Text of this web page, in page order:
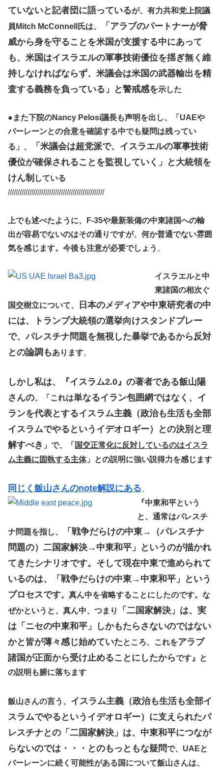
ていないと記者団に語っているが、有力共和党上院議
員Mitch McConnell氏は、
「アラブのパートナーが脅
威から身を守ることを米国が支援する中にあって
も、米国はイスラエルの軍事技術優位を揺ぎ無く維
持しなければならず、米議会は米国の武器輸出を精
査する義務を負っている」と警戒感を示した
● また下院のNancy Pelosi議長も声明を出し、「UAEや
バーレーンとの合意を確認する中でも疑問は残ってい
る」、
「米議会は超党派で、イスラエルの軍事技術
優位が確保されることを監視していく」と大統領を
けん制 している
/////////////////////////////////////////////////
上でも述べたように、F-35や最新装備の中東諸国への輸
出が容易でないのはその通りですが、何か普通でない雰囲
気を感じます。今後も注意が必要でしょう 。
イスラエルと中
東諸国の相次ぐ
国交樹立について、
日本のメディアや中東研究者の中
には、トランプ大統領の選挙向けスタンドプレー
で、パレスチナ問題を無視した暴挙であるから反対
との論調もあります。
しかし私は、『イスラム2.0』の著者である飯山陽
さんの、「これは単なるイラン包囲網ではなく、イ
ランを代表とするイスラム主義（政治も生活も全部
イスラムでやるというイデオロギー）との決別と理
解すべき 」で、「 国交正常化に反対しているのはイスラ
ム主義に固執する主体」との説明に強い説得力を感じます
同じく飯山さんのnote解説にある
『中東和平という
と、通常はパレスチ
ナ問題を指し、
「戦争だらけの中東→（パレスチナ
問題の）二国家解決→中東和平」というのが描かれ
てきたシナリオです。そして現在中東で進められて
いるのは、「戦争だらけの中東→中東和平」という
プロセスです。真ん中を省略することにしたのです。な
ぜかというと、真ん中、つまり
「二国家解決」は、実
は「ニセの中東和平」しかもたらさないのではない
かと皆が薄々感じ始めていたところ、これをアラブ
諸国が正面から受け止めることにしたからです』と
の説明も腑に落ちます
飯山さんの言う、 イスラム主義（政治も生活も全部イ
スラムでやるというイデオロギー）に支えられたパ
レスチナとの「二国家解決」は、中東和平につなが
らないのでは・・・とのもっともな疑問で、UAEと
バーレーンに続く可能性がある国について飯山さんは、